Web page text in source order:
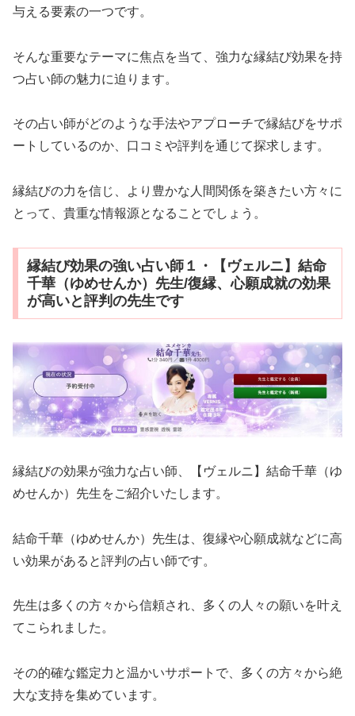
与える要素の一つです。
そんな重要なテーマに焦点を当て、強力な縁結び効果を持
つ占い師の魅力に迫ります。
その占い師がどのような手法やアプローチで縁結びをサポ
ートしているのか、口コミや評判を通じて探求します。
縁結びの力を信じ、より豊かな人間関係を築きたい方々に
とって、貴重な情報源となることでしょう。
縁結び効果の強い占い師１・【ヴェルニ】結命
千華（ゆめせんか）先生/復縁、心願成就の効果
が高いと評判の先生です
縁結びの効果が強力な占い師、【ヴェルニ】結命千華（ゆ
めせんか）先生をご紹介いたします。
結命千華（ゆめせんか）先生は、復縁や心願成就などに高
い効果があると評判の占い師です。
先生は多くの方々から信頼され、多くの人々の願いを叶え
てこられました。
その的確な鑑定力と温かいサポートで、多くの方々から絶
大な支持を集めています。